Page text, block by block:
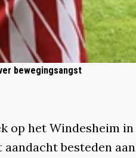
bewegingsangst
op het Windesheim in
besteden aan